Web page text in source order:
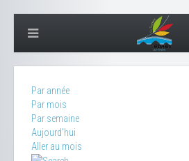
Par année
Par mois
Par semaine
Aujourd'hui
Aller au mois